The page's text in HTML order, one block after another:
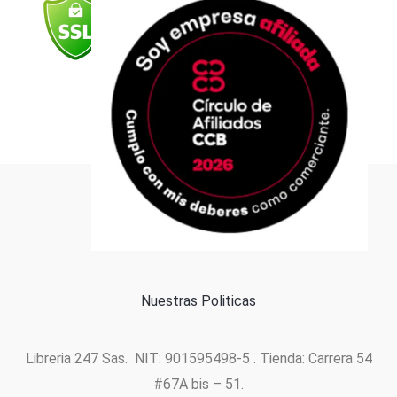
o
k
r
a
m
i
n
p
p
Formas de pago
Nuestras Politicas
Libreria 247 Sas. NIT: 901595498-5 . Tienda: Carrera 54
#67A bis – 51.